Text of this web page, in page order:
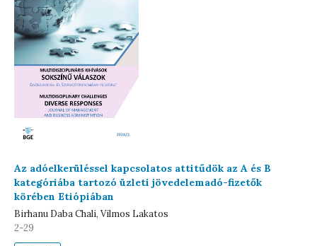
Az adóelkerüléssel kapcsolatos attitűdök az A és B
kategóriába tartozó üzleti jövedelemadó-fizetők
körében Etiópiában
Birhanu Daba Chali, Vilmos Lakatos
2-29